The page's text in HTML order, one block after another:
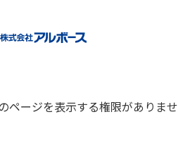
アルボースセミナー2024
ページを表示する権限がありま